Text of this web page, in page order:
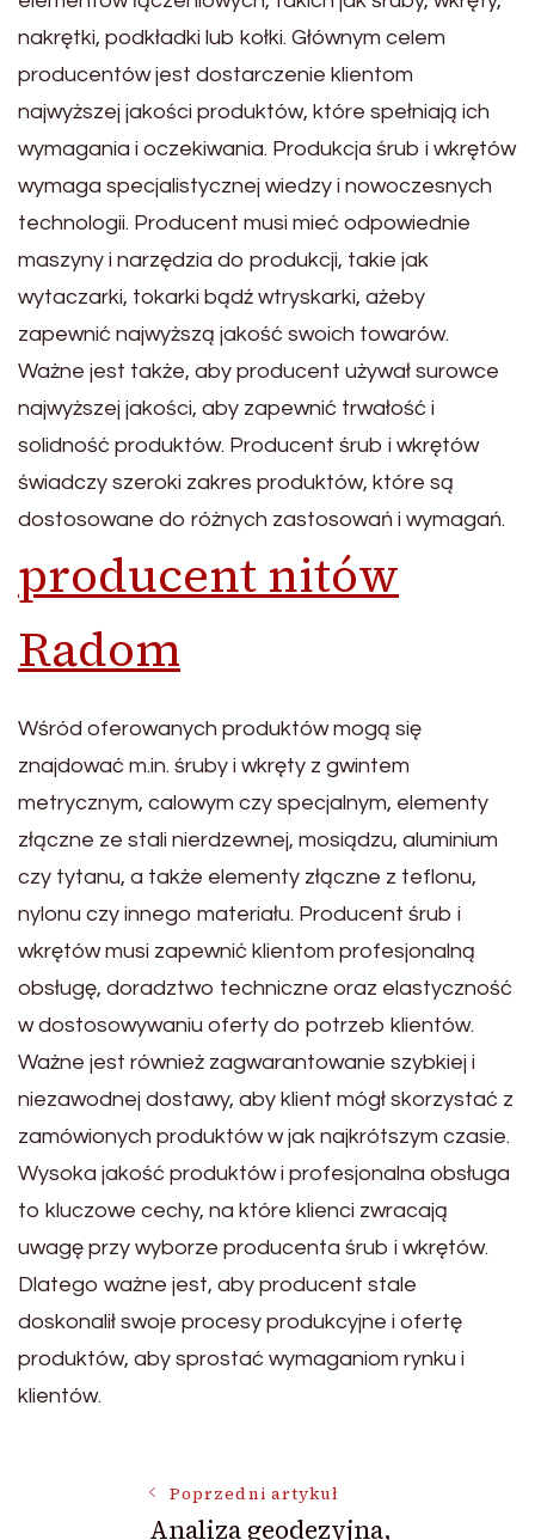
nakrętki, podkładki lub kołki. Głównym celem
producentów jest dostarczenie klientom
najwyższej jakości produktów, które spełniają ich
wymagania i oczekiwania. Produkcja śrub i wkrętów
wymaga specjalistycznej wiedzy i nowoczesnych
technologii. Producent musi mieć odpowiednie
maszyny i narzędzia do produkcji, takie jak
wytaczarki, tokarki bądź wtryskarki, ażeby
zapewnić najwyższą jakość swoich towarów.
Ważne jest także, aby producent używał surowce
najwyższej jakości, aby zapewnić trwałość i
solidność produktów. Producent śrub i wkrętów
świadczy szeroki zakres produktów, które są
dostosowane do różnych zastosowań i wymagań.
producent nitów
Radom
Wśród oferowanych produktów mogą się
znajdować m.in. śruby i wkręty z gwintem
metrycznym, calowym czy specjalnym, elementy
złączne ze stali nierdzewnej, mosiądzu, aluminium
czy tytanu, a także elementy złączne z teflonu,
nylonu czy innego materiału. Producent śrub i
wkrętów musi zapewnić klientom profesjonalną
obsługę, doradztwo techniczne oraz elastyczność
w dostosowywaniu oferty do potrzeb klientów.
Ważne jest również zagwarantowanie szybkiej i
niezawodnej dostawy, aby klient mógł skorzystać z
zamówionych produktów w jak najkrótszym czasie.
Wysoka jakość produktów i profesjonalna obsługa
to kluczowe cechy, na które klienci zwracają
uwagę przy wyborze producenta śrub i wkrętów.
Dlatego ważne jest, aby producent stale
doskonalił swoje procesy produkcyjne i ofertę
produktów, aby sprostać wymaganiom rynku i
klientów.
NawigacjaPoprzedni artykuł
Analiza geodezyjna,